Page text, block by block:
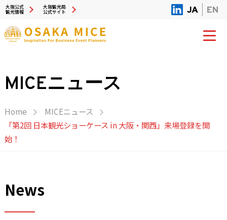
大阪公式
観光情報
大阪観光局
公式サイト JA EN
MICEニュース
Home
MICEニュース
「第2回 日本観光ショーケース in 大阪・関西」来場登録を開
始！
News